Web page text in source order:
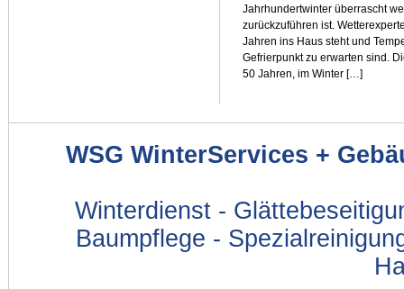
Jahrhundertwinter überrascht
zurückzuführen ist.
Jahren ins Haus steht und
Gefrierpunkt zu erwarten sind.
50 Jahren, im Winter […]
WSG WinterServices +
Winterdienst -
Baumpflege -